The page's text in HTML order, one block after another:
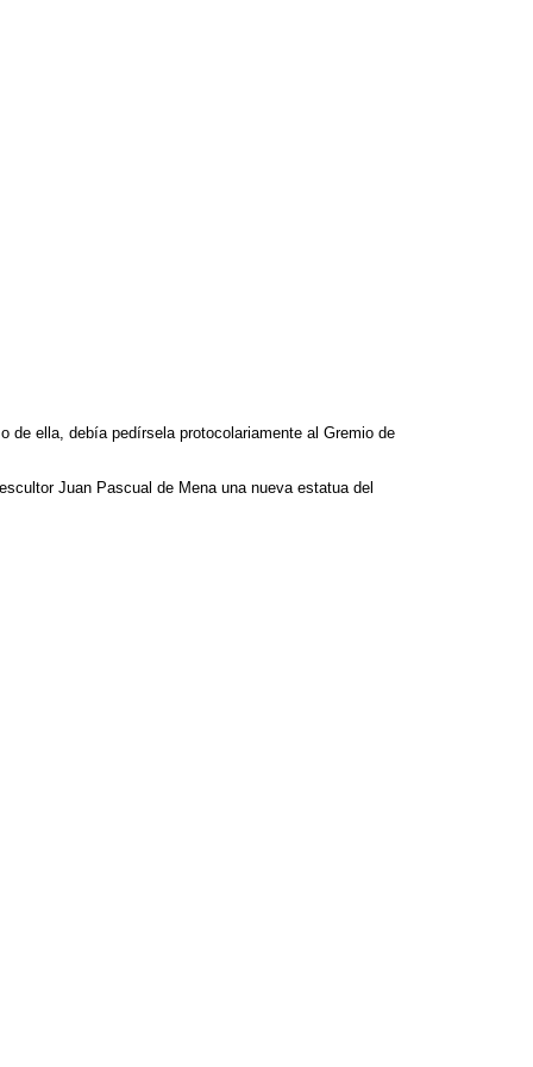
de ella, debía pedírsela protocolariamente al Gremio de
Juan Pascual de Mena una nueva estatua del